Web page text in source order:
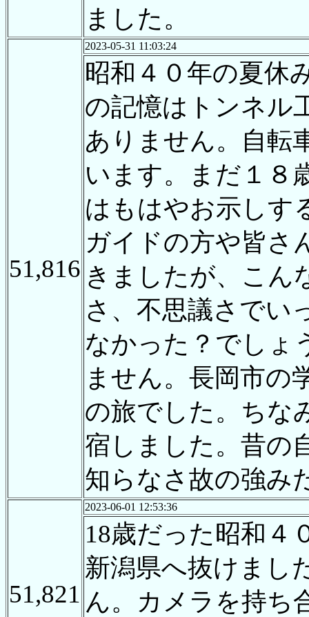
ました。
51,816
2023-05-31 11:03:24
昭和４０年の夏休
の記憶はトンネル
ありません。自転
います。まだ１８
はもはやお示しす
ガイドの方や皆さ
きましたが、こん
さ、不思議さでい
なかった？でしょ
ません。長岡市の
の旅でした。ちな
宿しました。昔の
知らなさ故の強み
51,821
2023-06-01 12:53:36
18歳だった昭和４
新潟県へ抜けまし
ん。カメラを持ち